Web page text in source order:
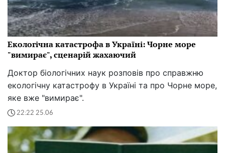
Екологічна катастрофа в Україні: Чорне море
"вимирає", сценарій жахаючий
Доктор біологічних наук розповів про справжню
екологічну катастрофу в Україні та про Чорне море,
яке вже "вимирає".
22:22 25.06